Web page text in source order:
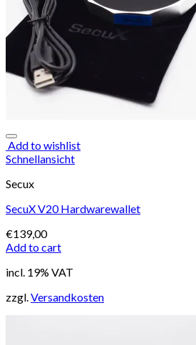
Cart
No products in the cart.
Add to wishlist
Schnellansicht
Secux
SecuX V20 Hardwarewallet
€139,00
Add to cart
incl. 19% VAT
zzgl.Versandkosten